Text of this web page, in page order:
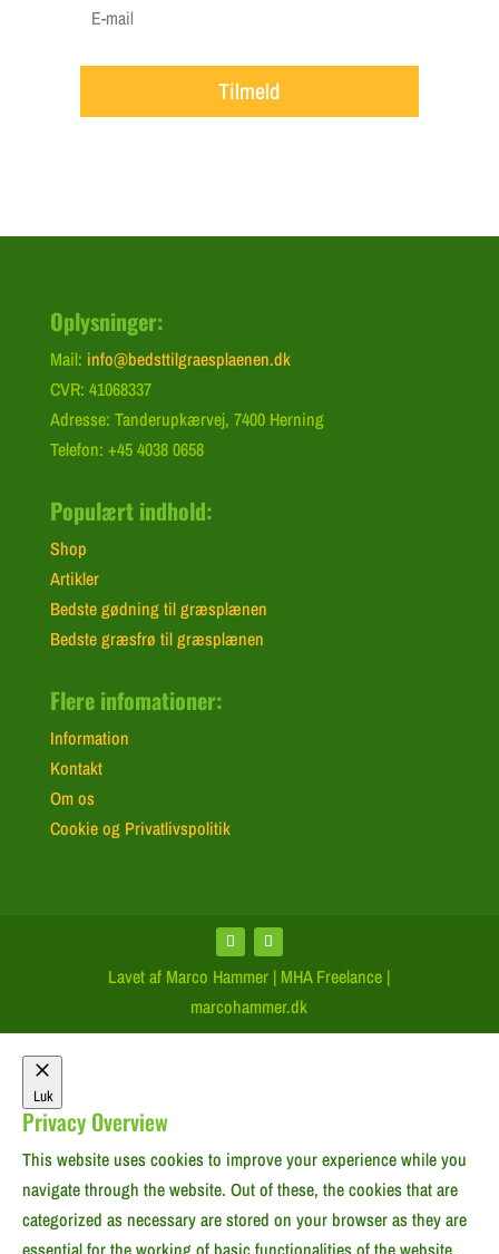
Tilmeld
Oplysninger:
Mail: info@bedsttilgraesplaenen.dk
CVR: 41068337
Adresse: Tanderupkærvej, 7400 Herning
Telefon: +45 4038 0658
Populært indhold:
Shop
Artikler
Bedste gødning til græsplænen
Bedste græsfrø til græsplænen
Flere infomationer:
Information
Kontakt
Om os
Cookie og Privatlivspolitik
Lavet af Marco Hammer | MHA Freelance |
marcohammer.dk
Luk
Privacy Overview
This website uses cookies to improve your experience while you
navigate through the website. Out of these, the cookies that are
categorized as necessary are stored on your browser as they are